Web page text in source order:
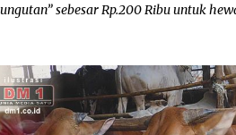
sebesar Rp.200 Ribu untuk